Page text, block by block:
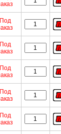
Под
Под
Под
Под
Под